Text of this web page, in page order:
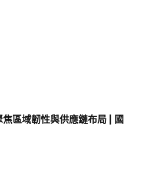
區域韌性與供應鏈布局 | 國